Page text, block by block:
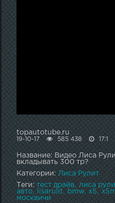
topautotube.ru
19-10-17 585 438 17:1
Название: Видео Лиса
вкладывать 300 тр?
Категории:Лиса Рулит
Теги:тест драйв лиса
авто
lisarulit bmw x5
москвичи